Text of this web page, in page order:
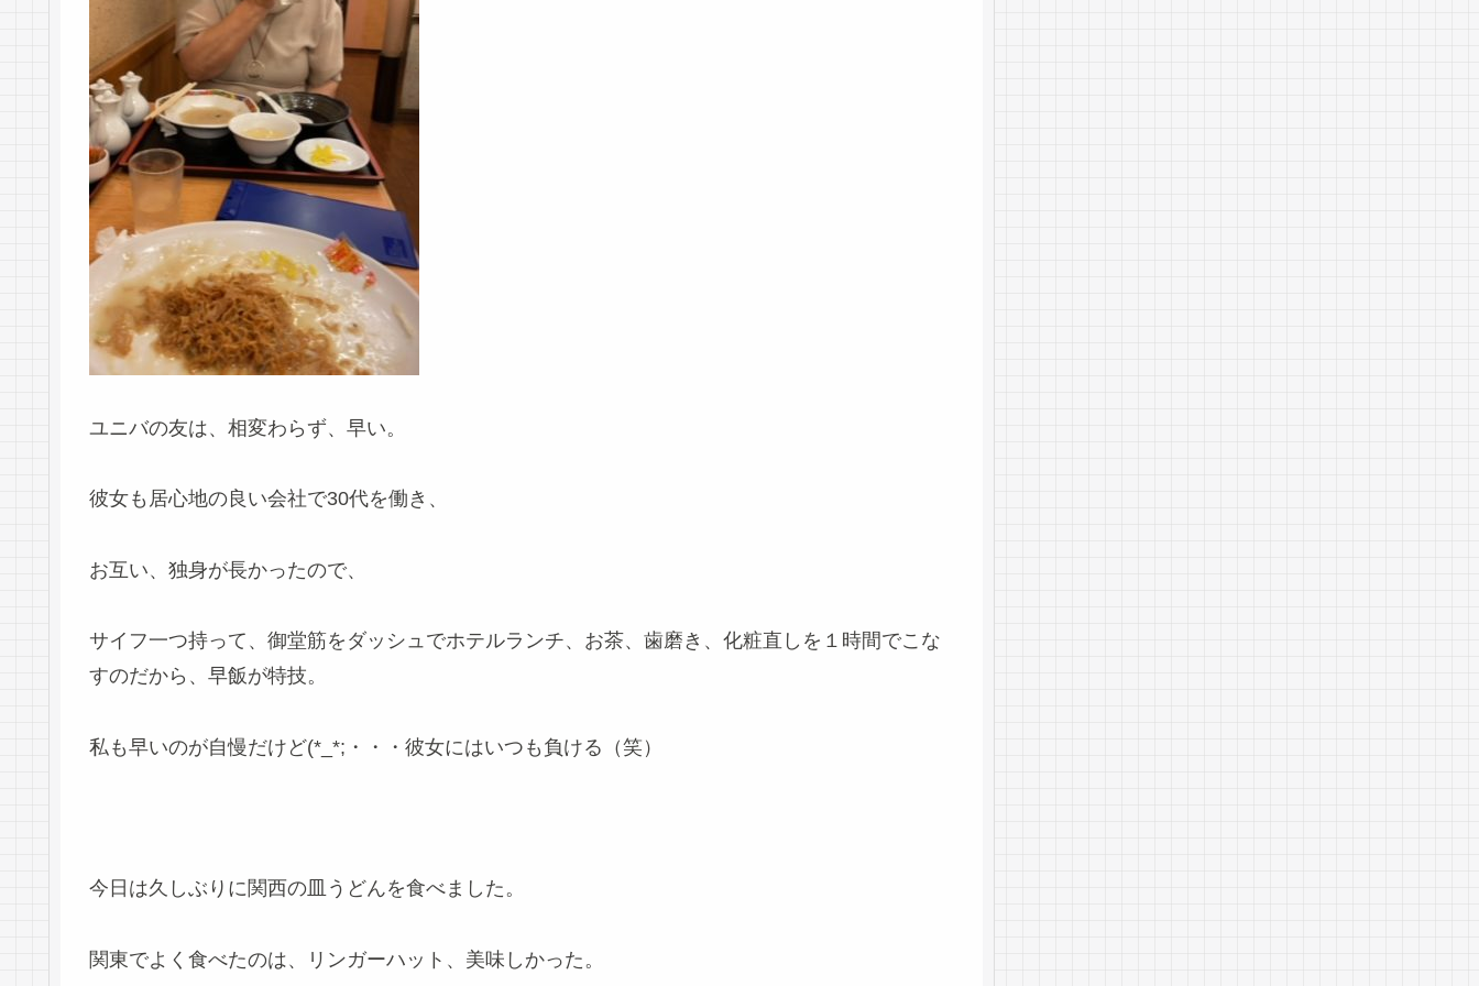
ユニバの友は、相変わらず、早い。
彼女も居心地の良い会社で30代を働き、
お互い、独身が長かったので、
サイフ一つ持って、御堂筋をダッシュでホテルランチ、お茶、歯磨き、化粧直しを１時間でこな
すのだから、早飯が特技。
私も早いのが自慢だけど(*_*;・・・彼女にはいつも負ける（笑）
今日は久しぶりに関西の皿うどんを食べました。
関東でよく食べたのは、リンガーハット、美味しかった。